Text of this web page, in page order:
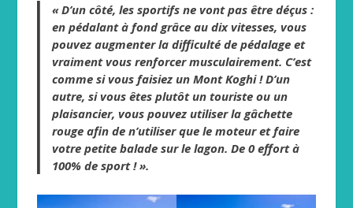
« D’un côté, les sportifs ne vont pas être déçus :
en pédalant à fond grâce au dix vitesses, vous
pouvez augmenter la difficulté de pédalage et
vraiment vous renforcer musculairement. C’est
comme si vous faisiez un Mont Koghi ! D’un
autre, si vous êtes plutôt un touriste ou un
plaisancier, vous pouvez utiliser la gâchette
rouge afin de n’utiliser que le moteur et faire
votre petite balade sur le lagon. De 0 effort à
100% de sport ! ».